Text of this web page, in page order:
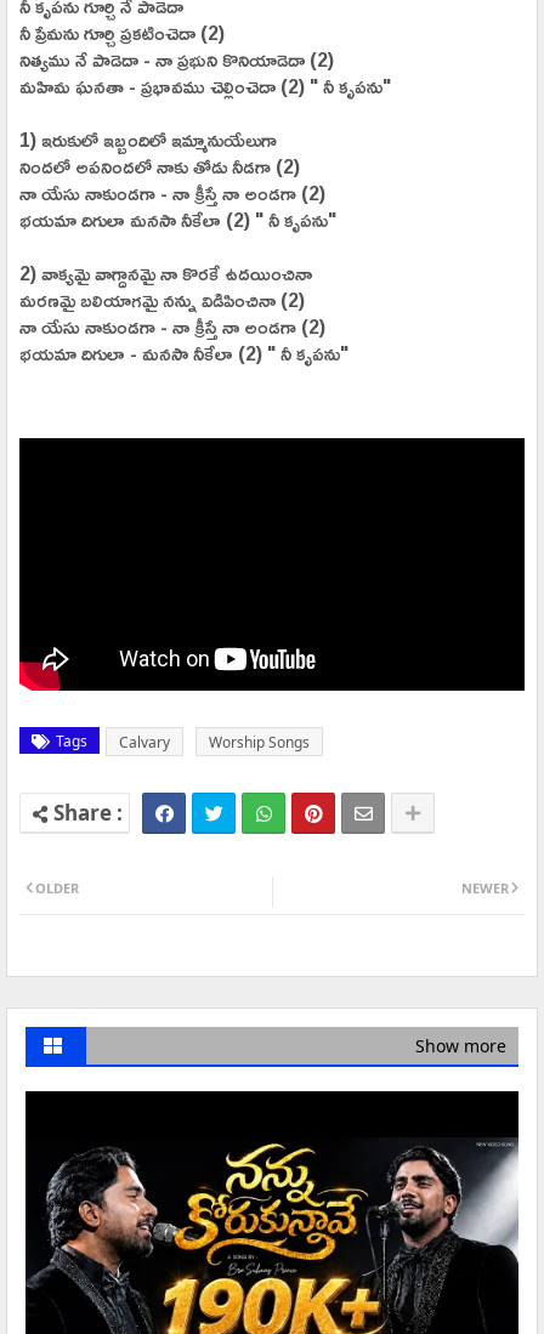
నీ ప్రేమను గూర్చి ప్రకటించెదా (2)
నిత్యము నే పాడెదా - నా ప్రభుని కొనియాడెదా (2)
మహిమ ఘనతా - ప్రభావము చెల్లించెదా (2) " నీ కృపను"
1) ఇరుకులో ఇబ్బందిలో ఇమ్మానుయేలుగా
నిందలో అపనిందలో నాకు తోడు నీడగా (2)
నా యేసు నాకుండగా - నా క్రీస్తే నా అండగా (2)
భయమా దిగులా మనసా నీకేలా (2) " నీ కృపను"
2) వాక్యమై వాగ్దానమై నా కొరకే ఉదయించినా
మరణమై బలియాగమై నన్ను విడిపించినా (2)
నా యేసు నాకుండగా - నా క్రీస్తే నా అండగా (2)
భయమా దిగులా - మనసా నీకేలా (2) " నీ కృపను"
Tags Calvary Worship Songs
NEWER
OLDER
Show more